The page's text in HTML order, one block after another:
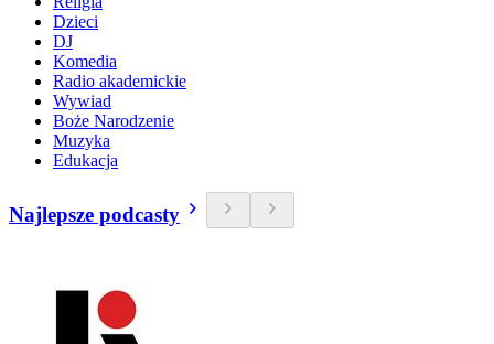
Dzieci
DJ
Komedia
Radio akademickie
Wywiad
Boże Narodzenie
Muzyka
Edukacja
Najlepsze podcasty